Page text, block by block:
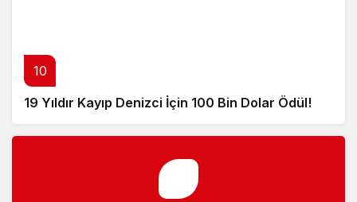
10
19 Yıldır Kayıp Denizci İçin 100 Bin Dolar Ödül!